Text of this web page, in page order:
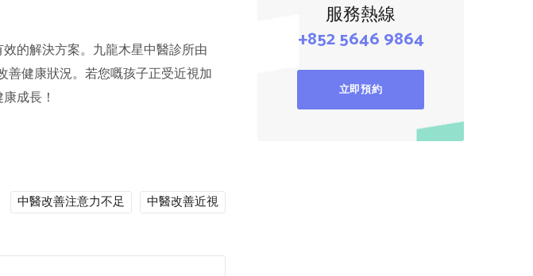
的解決方案。九龍木星中醫診所由
健康狀況。若您嘅孩子正受近視加
成長！
中醫改善注意力不足 中醫改善近視
服務熱線
+852 5646 9864
立即預約